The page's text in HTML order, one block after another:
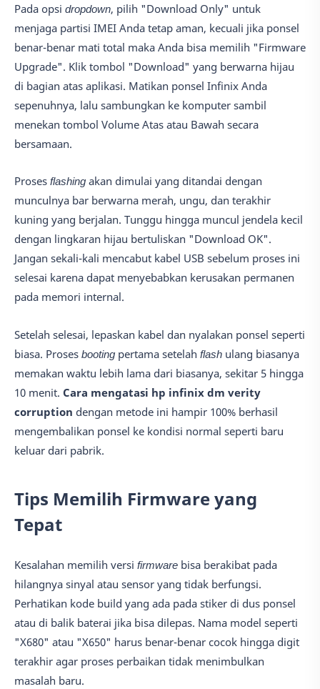
Pada opsi dropdown, pilih "Download Only" untuk
menjaga partisi IMEI Anda tetap aman, kecuali jika ponsel
benar-benar mati total maka Anda bisa memilih "Firmware
Upgrade". Klik tombol "Download" yang berwarna hijau
di bagian atas aplikasi. Matikan ponsel Infinix Anda
sepenuhnya, lalu sambungkan ke komputer sambil
menekan tombol Volume Atas atau Bawah secara
bersamaan.
Proses flashing akan dimulai yang ditandai dengan
munculnya bar berwarna merah, ungu, dan terakhir
kuning yang berjalan. Tunggu hingga muncul jendela kecil
dengan lingkaran hijau bertuliskan "Download OK".
Jangan sekali-kali mencabut kabel USB sebelum proses ini
selesai karena dapat menyebabkan kerusakan permanen
pada memori internal.
Setelah selesai, lepaskan kabel dan nyalakan ponsel seperti
biasa. Proses booting pertama setelah flash ulang biasanya
memakan waktu lebih lama dari biasanya, sekitar 5 hingga
10 menit. Cara mengatasi hp infinix dm verity
corruption dengan metode ini hampir 100% berhasil
mengembalikan ponsel ke kondisi normal seperti baru
keluar dari pabrik.
Tips Memilih Firmware yang
Tepat
Kesalahan memilih versi firmware bisa berakibat pada
hilangnya sinyal atau sensor yang tidak berfungsi.
Perhatikan kode build yang ada pada stiker di dus ponsel
atau di balik baterai jika bisa dilepas. Nama model seperti
"X680" atau "X650" harus benar-benar cocok hingga digit
terakhir agar proses perbaikan tidak menimbulkan
masalah baru.